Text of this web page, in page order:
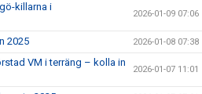
killarna i
2026-01-09 07:06
2025 2026-01-08 07:38
VM i terräng – kolla in
2026-01-07 11:01